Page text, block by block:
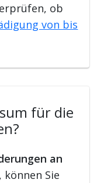
ob
von bis
für die
an
können Sie